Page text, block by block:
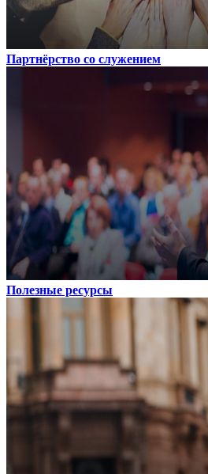
Партнёрство со служением
Полезные ресурсы